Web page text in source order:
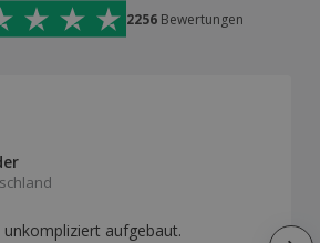
2256 Bewertungen
unkompliziert aufgebaut.